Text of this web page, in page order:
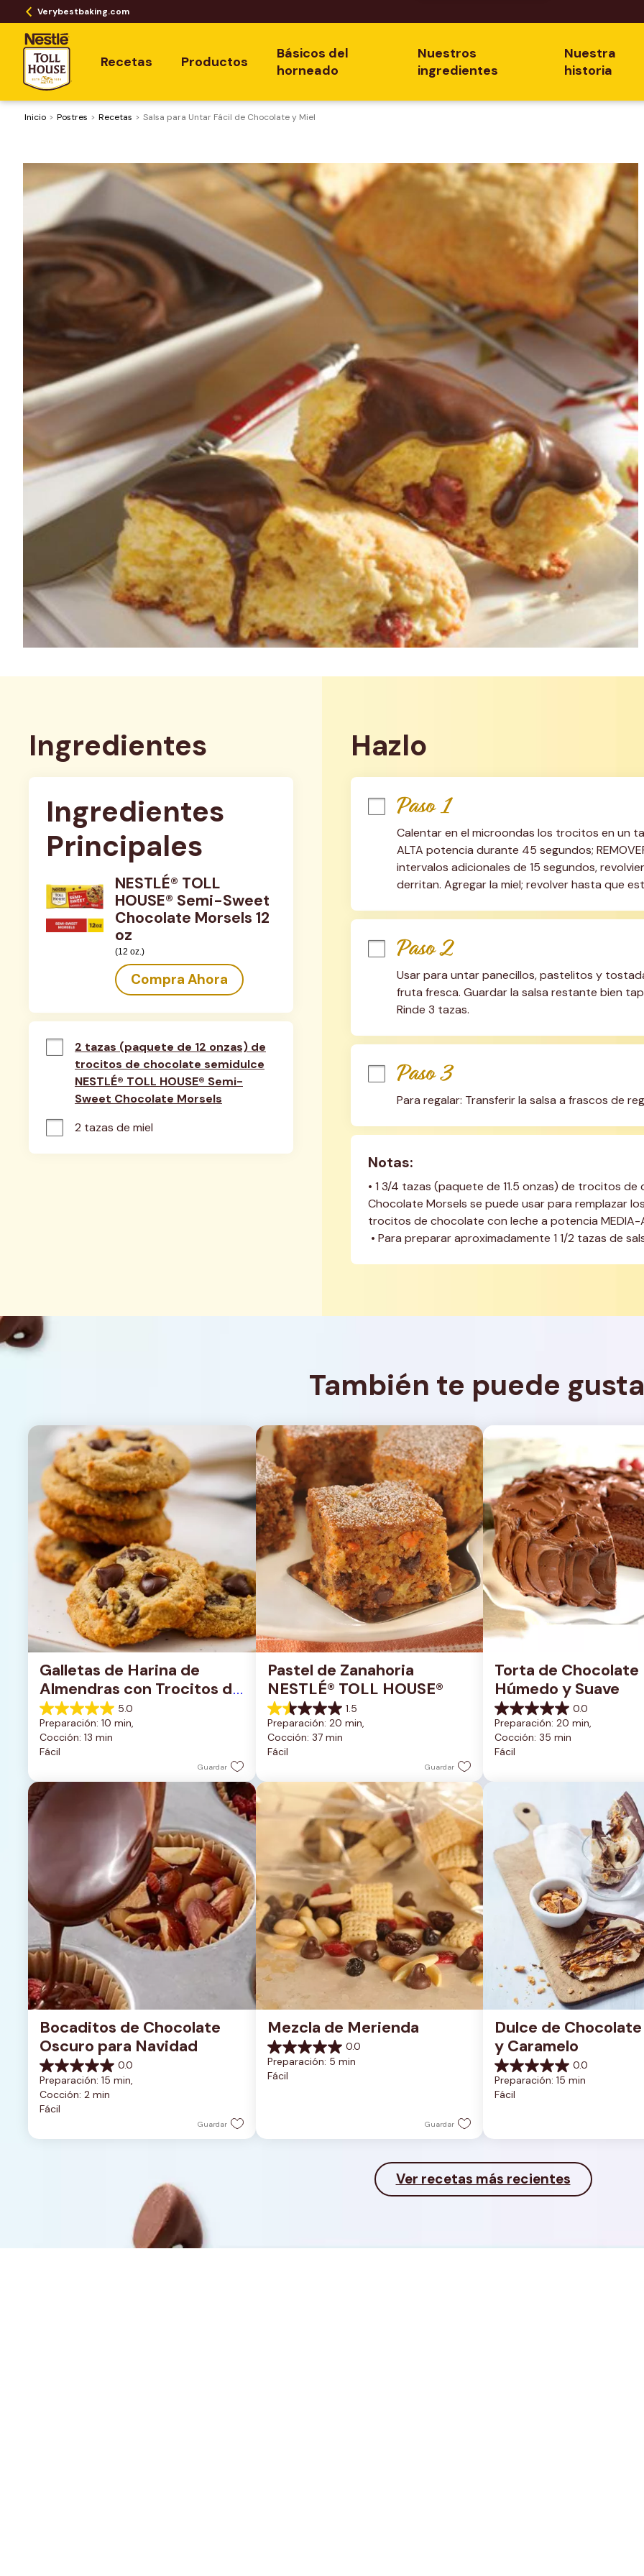
Verybestbaking.com
Recetas Productos
Básicos del
horneado
Nuestros
ingredientes
Nuestra
historia
Inicio Postres Recetas Salsa para Untar Fácil de Chocolate y Miel
Ingredientes
Ingredientes
Principales
NESTLÉ® TOLL
HOUSE® Semi-Sweet
Chocolate Morsels 12
oz
(12 oz.)
Compra Ahora
2 tazas (paquete de 12 onzas) de
trocitos de chocolate semidulce
NESTLÉ® TOLL HOUSE® Semi-
Sweet Chocolate Morsels
2 tazas de miel
Hazlo
Paso 1
Calentar en el microondas los trocitos en un
ALTA potencia durante 45 segundos;
intervalos adicionales de 15 segundos,
derritan. Agregar la miel; revolver hasta que
Paso 2
Usar para untar panecillos, pastelitos y
fruta fresca. Guardar la salsa restante bien
Rinde 3 tazas.
Paso 3
Para regalar: Transferir la salsa a frascos de
Notas:
• 1 3/4 tazas (paquete de 11.5 onzas) de trocitos de
Chocolate Morsels se puede usar para remplazar
trocitos de chocolate con leche a potencia MEDIA-
• Para preparar aproximadamente 1 1/2 tazas de
También te puede
Galletas de Harina de
Almendras con Trocitos de
Chocolate Oscuro
5.0
5.0
de
5
estrellas.
reseña
Preparación: 10 min,
Cocción: 13 min
Fácil
Guardar
Pastel de Zanahoria
NESTLÉ® TOLL HOUSE®
1.5
1.5
de
5
estrellas.
reseñas
Preparación: 20 min,
Cocción: 37 min
Fácil
Guardar
Torta de Chocolate
Húmedo y Suave
0.0
0.0
de
5
estrellas.
Preparación: 20 min,
Cocción: 35 min
Fácil
Bocaditos de Chocolate
Oscuro para Navidad
0.0
0.0
de
5
estrellas.
Preparación: 15 min,
Cocción: 2 min
Fácil
Guardar
Mezcla de Merienda
0.0
0.0
de
5
Preparación: 5 min
Fácil
Guardar
Dulce de
y Caramelo
0.0
0.0
de
5
Preparación: 15 min
Fácil
Ver recetas más recientes